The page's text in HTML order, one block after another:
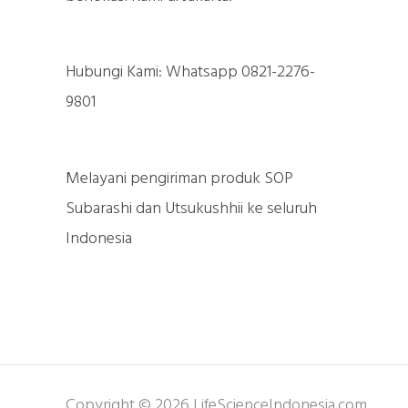
Hubungi Kami: Whatsapp 0821-2276-
9801
Melayani pengiriman produk SOP
Subarashi dan Utsukushhii ke seluruh
Indonesia